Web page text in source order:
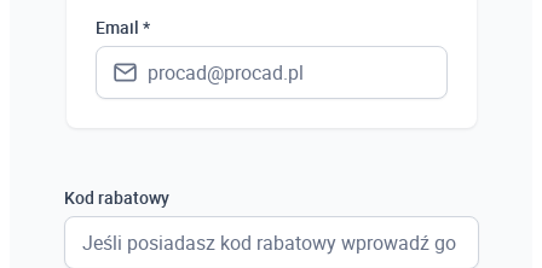
Email *
Kod rabatowy
Niemcy
Wielka Brytania
Włochy
Francja